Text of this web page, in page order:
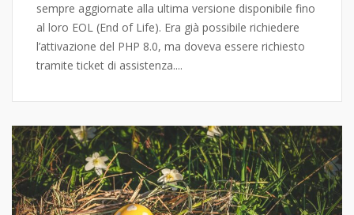
sempre aggiornate alla ultima versione disponibile fino
al loro EOL (End of Life). Era già possibile richiedere
l’attivazione del PHP 8.0, ma doveva essere richiesto
tramite ticket di assistenza....